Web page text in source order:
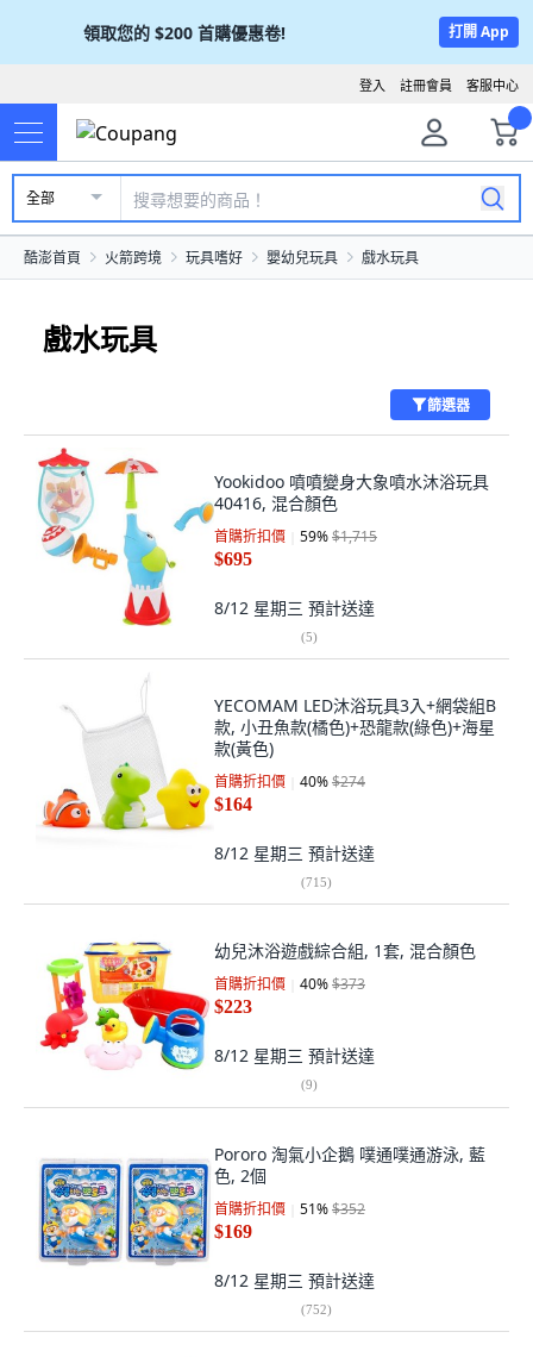
領取您的 $200 首購優惠卷! 打開 App
客服中心
註冊會員
登入
全部
酷澎首頁 火箭跨境 玩具嗜好 嬰幼兒玩具 戲水玩具
戲水玩具
篩選器
Yookidoo 噴噴變身大象噴水沐浴玩具
40416, 混合顏色
首購折扣價 59%$1,715
$695
8/12 星期三 預計送達
(5)
YECOMAM LED沐浴玩具3入+網袋組B
款, 小丑魚款(橘色)+恐龍款(綠色)+海星
款(黃色)
首購折扣價 40%$274
$164
8/12 星期三 預計送達
(715)
幼兒沐浴遊戲綜合組, 1套, 混合顏色
首購折扣價 40%$373
$223
8/12 星期三 預計送達
(9)
Pororo 淘氣小企鵝 噗通噗通游泳, 藍
色, 2個
首購折扣價 51%$352
$169
8/12 星期三 預計送達
(752)